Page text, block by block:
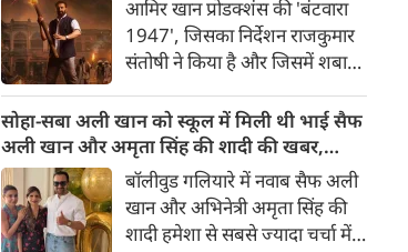
भरपूर यह ट्रेलर इनसिडियस सीरीज़
के अब तक के सबसे डरावने और
सबसे अंधेरे अध्याय की झलक देता
है।
आमिर खान प्रोडक्शंस की 'बंटवारा
1947', जिसका निर्देशन राजकुमार
संतोषी ने किया है और जिसमें शबाना
जिंटा मुख्य भूमिकाओं में हैं, 14
अगस्त 2026 को दुनियाभर के
सिनेमाघरों में रिलीज़ होगी। हाल ही में
रिलीज हुए फिल्म के ट्रेलर ने भारत के
बंटवारे के दर्दनाक इतिहास की दमदार
सोहा-सबा अली खान को स्कूल में मिली थी भाई सैफ
अली खान और अमृता सिंह की शादी की खबर,
बताया चौंकाने वाला किस्साबॉलीवुड गलियारे में नवाब सैफ अली
खान और अभिनेत्री अमृता सिंह की
शादी हमेशा से सबसे ज्यादा चर्चा में